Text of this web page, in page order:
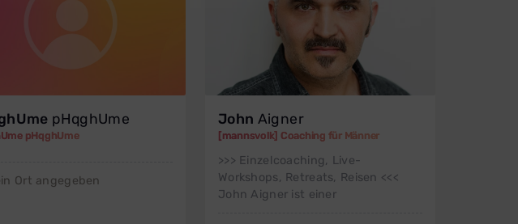
pHqghUme
pHqghUme
Ort angegeben
John Aigner
[mannsvolk] Coaching für Männer
>>> Einzelcoaching, Live-
Workshops, Retreats, Reisen <<<
John Aigner ist einer